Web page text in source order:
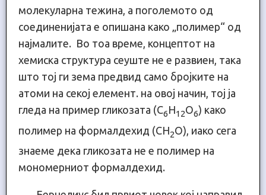
молекуларна тежина, а поголемото од
соединенијата е опишана како „полимер“ од
најмалите. Во тоа време, концептот на
хемиска структура сеуште не е развиен, така
што тој ги зема предвид само бројките на
атоми на секој елемент. на овој начин, тој ја
гледа на пример гликозата (C6H12O6) како
полимер на формалдехид (CH2O), иако сега
знаеме дека гликозата не е полимер на
мономерниот формалдехид.